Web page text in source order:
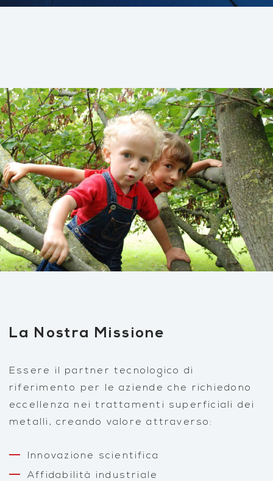
La Nostra Missione
Essere il partner tecnologico di
riferimento per le aziende che richiedono
eccellenza nei trattamenti superficiali dei
metalli, creando valore attraverso:
Innovazione scientifica
Affidabilità industriale